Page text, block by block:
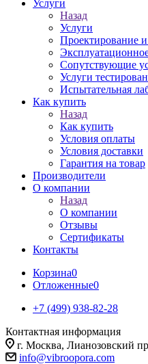
Услуги
Назад
Услуги
Проектирование и
Сопутствующие
Услуги
Испытательная
Как купить
Назад
Как купить
Условия оплаты
Условия доставки
Гарантия на товар
Производители
О компании
Назад
О компании
Отзывы
Сертификаты
Контакты
Корзина0
Отложенные0
+7 (499) 938-82-28
Контактная информация
г. Москва, Лианозовский
info@vibroopora.com